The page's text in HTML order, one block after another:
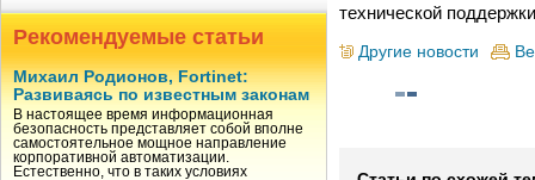
Рекомендуемые статьи
Михаил Родионов, Fortinet:
Развиваясь по известным законам
В настоящее время информационная
безопасность представляет собой вполне
самостоятельное мощное направление
корпоративной автоматизации.
Естественно, что в таких условиях
технической
Другие новости